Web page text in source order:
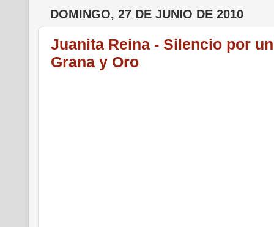
DOMINGO, 27 DE JUNIO DE 2010
Juanita Reina - Silencio por
Grana y Oro